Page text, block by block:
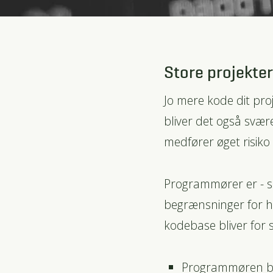
Store
Jo mere kode dit
bliver det også
medfører øget
Programmører er -
begrænsninger for
kodebase bliver for
Programmøren